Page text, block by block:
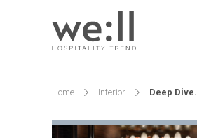
Home Interior Deep Dive.